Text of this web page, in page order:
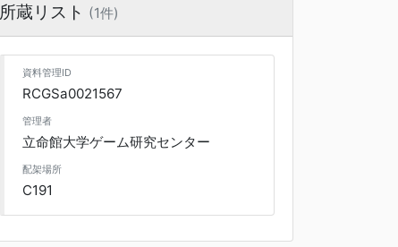
所蔵リスト (1件)
資料管理ID
RCGSa0021567
管理者
立命館大学ゲーム研究センター
配架場所
C191